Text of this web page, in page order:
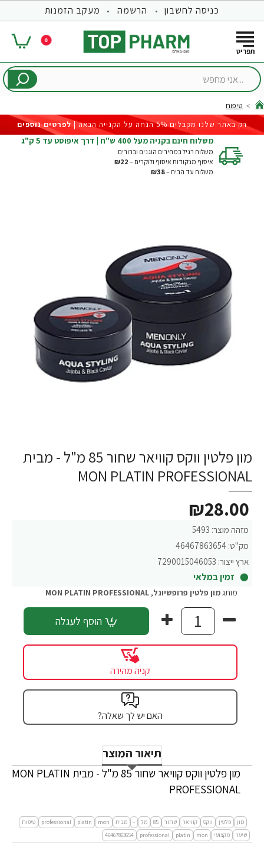
כניסה לחשבון הרשמה מעקב הזמנות
0
...אני
home
טיפוח
רק באתר שלנו מקבלים 5% הנחה על הקנייה הבאה |
לפרטים נוספים
משלוח חינם בקניה מעל 400 ש"ח | דרך איפוסט עד 5 ק"ג
משלוח רגיל במחירים הוגנים וברורים:
איסוף מנקודות איסוף ולוקרים – ₪22
משלוח עד הבית –₪38
מון פלטין ווקס קוויאר שחור 85 מ"ל - מבית
MON PLATIN PROFESSIONAL
מזהה מוצר: 5493
מק"ט: 46467863654
ארץ ייצור: 7290015046053
זמין במלאי
₪28.00
מותגמון פלטין פרופשיונל,
MON PLATIN PROFESSIONAL
הוסף לעגלה
קניה מהירה
האם יש לך שאלה?
תיאור המוצר
מון פלטין ווקס קוויאר שחור 85 מ"ל - מבית MON PLATIN
PROFESSIONAL
מון פלטין ווקס קוויאר שחור 85 מל - מבית mon
platin
professional
טיפוח
שיער
מקצועי mon
platin
professional
46467863654